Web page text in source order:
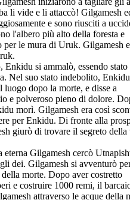
li vide e li attaccò! Gilgamesh
e sono riusciti a
l'albero più alto della foresta e
per le mura di Uruk. Gilgamesh
si ammalò, essendo stato
Nel suo stato indebolito, Enkidu
dopo la morte, e disse a
e polveroso pieno di dolore.
morì. Gilgamesh era così
per Enkidu. Di fronte alla
giurò di trovare il segreto della
Gilgamesh cercò
dei. Gilgamesh si avventurò
morte. Dopo aver costretto
e costruire 1000 remi, il
attraverso le acque della